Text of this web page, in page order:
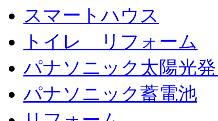
スマートハウス
トイレ リフォーム
パナソニック太陽光
パナソニック蓄電池